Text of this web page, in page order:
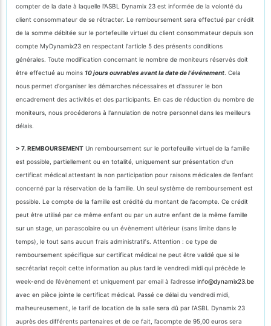
compter de la date à laquelle l'ASBL Dynamix 23 est informée de la volonté du
client consommateur de se rétracter. Le remboursement sera effectué par crédit
de la somme débitée sur le portefeuille virtuel du client consommateur depuis son
compte MyDynamix23 en respectant l'article 5 des présents conditions
générales. Toute modification concernant le nombre de moniteurs réservés doit
être effectué au moins 10 jours ouvrables avant la date de l'événement . Cela
nous permet d'organiser les démarches nécessaires et d'assurer le bon
encadrement des activités et des participants. En cas de réduction du nombre de
moniteurs, nous procéderons à l'annulation de notre personnel dans les meilleurs
délais.
> 7. REMBOURSEMENT Un remboursement sur le portefeuille virtuel de la famille
est possible, partiellement ou en totalité, uniquement sur présentation d’un
certificat médical attestant la non participation pour raisons médicales de l’enfant
concerné par la réservation de la famille. Un seul système de remboursement est
possible. Le compte de la famille est crédité du montant de l’acompte. Ce crédit
peut être utilisé par ce même enfant ou par un autre enfant de la même famille
sur un stage, un parascolaire ou un évènement ultérieur (sans limite dans le
temps), le tout sans aucun frais administratifs. Attention : ce type de
remboursement spécifique sur certificat médical ne peut être validé que si le
secrétariat reçoit cette information au plus tard le vendredi midi qui précède le
week-end de l’évènement et uniquement par email à l’adresse info@dynamix23.be
avec en pièce jointe le certificat médical. Passé ce délai du vendredi midi,
malheureusement, le tarif de location de la salle sera dû par l’ASBL Dynamix 23
auprès des différents partenaires et de ce fait, l’acompte de 95,00 euros sera